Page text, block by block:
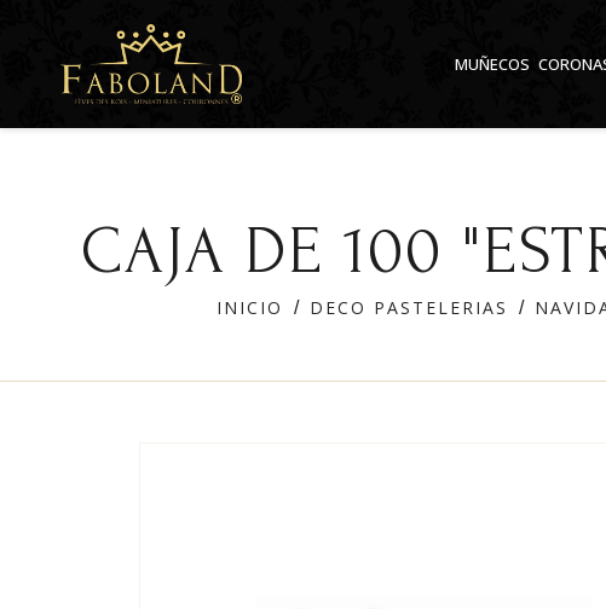
MUÑECOS
CAJA DE 100
INICIO DECO PASTELERIAS